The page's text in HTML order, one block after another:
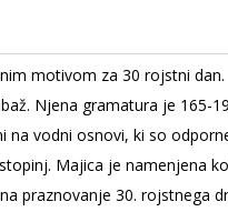
motivom za 30 rojstni dan.
Njena gramatura je 165-
na vodni osnovi, ki so
Majica je namenjena
praznovanje 30. rojstnega